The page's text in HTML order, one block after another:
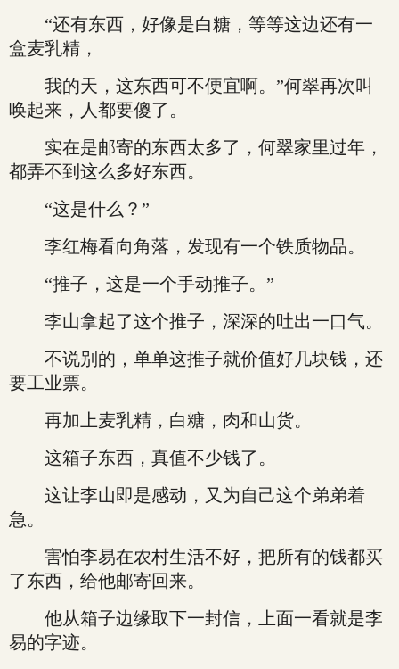
“还有东西，好像是白糖，等等这边还有一
盒麦乳精，
我的天，这东西可不便宜啊。”何翠再次叫
唤起来，人都要傻了。
实在是邮寄的东西太多了，何翠家里过年，
都弄不到这么多好东西。
“这是什么？”
李红梅看向角落，发现有一个铁质物品。
“推子，这是一个手动推子。”
李山拿起了这个推子，深深的吐出一口气。
不说别的，单单这推子就价值好几块钱，还
要工业票。
再加上麦乳精，白糖，肉和山货。
这箱子东西，真值不少钱了。
这让李山即是感动，又为自己这个弟弟着
急。
害怕李易在农村生活不好，把所有的钱都买
了东西，给他邮寄回来。
他从箱子边缘取下一封信，上面一看就是李
易的字迹。